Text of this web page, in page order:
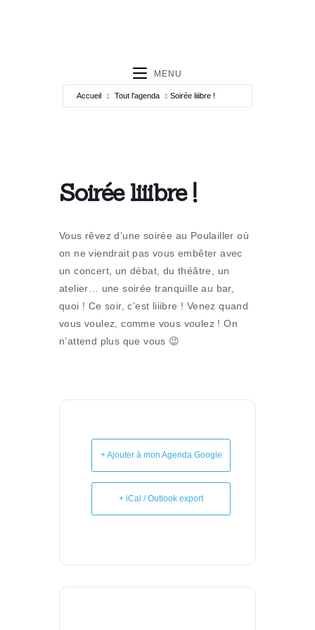
MENU
Accueil Tout l'agenda Soirée liiibre !
Soirée liiibre !
Vous rêvez d’une soirée au Poulailler où
on ne viendrait pas vous embêter avec
un concert, un débat, du théâtre, un
atelier… une soirée tranquille au bar,
quoi ! Ce soir, c’est liiibre ! Venez quand
vous voulez, comme vous voulez ! On
n’attend plus que vous 😉
+ Ajouter à mon Agenda Google
+ iCal / Outlook export